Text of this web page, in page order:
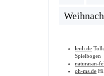
leuli.de
Spielbogen
naturasan-
oh-ms.de